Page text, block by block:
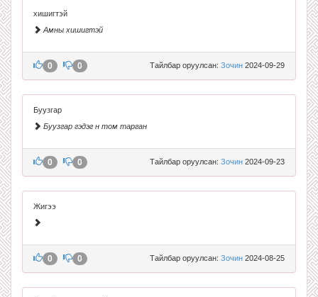
хишигтэй
Амны хишигтэй
Тайлбар оруулсан: Зочин 2024-09-29
0 0
Буузгар
Буузгар гэдэг н том тарган
Тайлбар оруулсан: Зочин 2024-09-23
0 0
Жигээ
Тайлбар оруулсан: Зочин 2024-08-25
0 0